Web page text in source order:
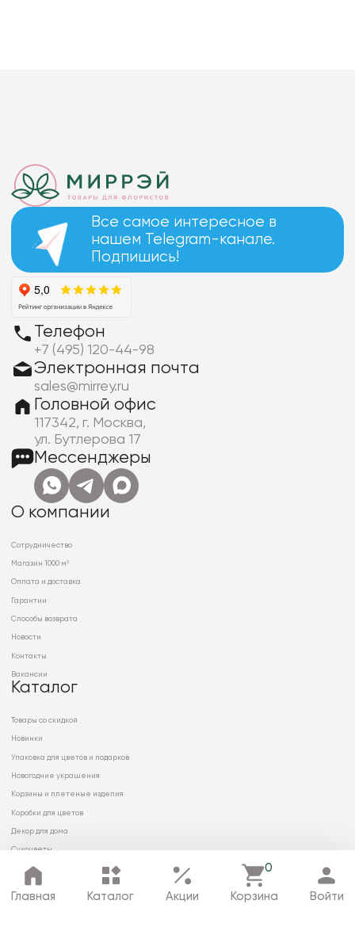
Главная Каталог Акции
0
Корзина Войти
Все самое интересное в
нашем Telegram-канале.
Подпишись!
Телефон
+7 (495) 120-44-98
Электронная почта
sales@mirrey.ru
Головной офис
117342, г. Москва,
ул. Бутлерова 17
Мессенджеры
О компании
Сотрудничество
Магазин 1000 м²
Оплата и доставка
Гарантии
Способы возврата
Новости
Контакты
Вакансии
Каталог
Товары со скидкой
Новинки
Упаковка для цветов и подарков
Новогодние украшения
Корзины и плетеные изделия
Коробки для цветов
Декор для дома
Сухоцветы
© 2026 ООО «МИРРЭЙ»